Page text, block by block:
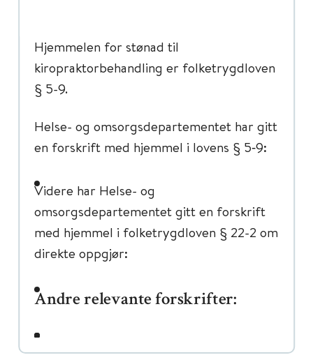
Hjemmelen for stønad til
kiropraktorbehandling er folketrygdloven
§ 5-9.
Helse- og omsorgsdepartementet har gitt
en forskrift med hjemmel i lovens § 5‑9:
Videre har Helse- og
omsorgsdepartementet gitt en forskrift
med hjemmel i folketrygdloven § 22-2 om
direkte oppgjør:
Andre relevante forskrifter: